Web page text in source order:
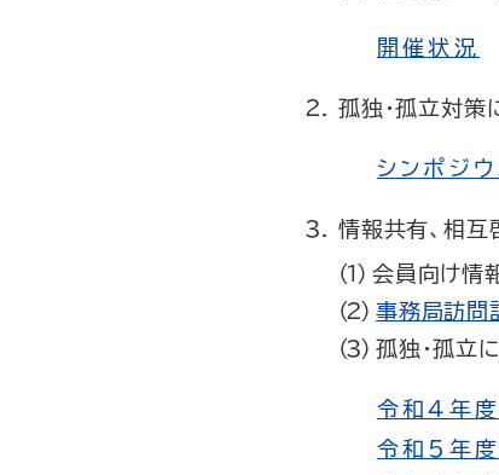
開催状況
孤独・孤立対策
シンポジ
情報共有、相互
会員向け情
事務局訪問
孤独・孤立
令和4年
令和5年